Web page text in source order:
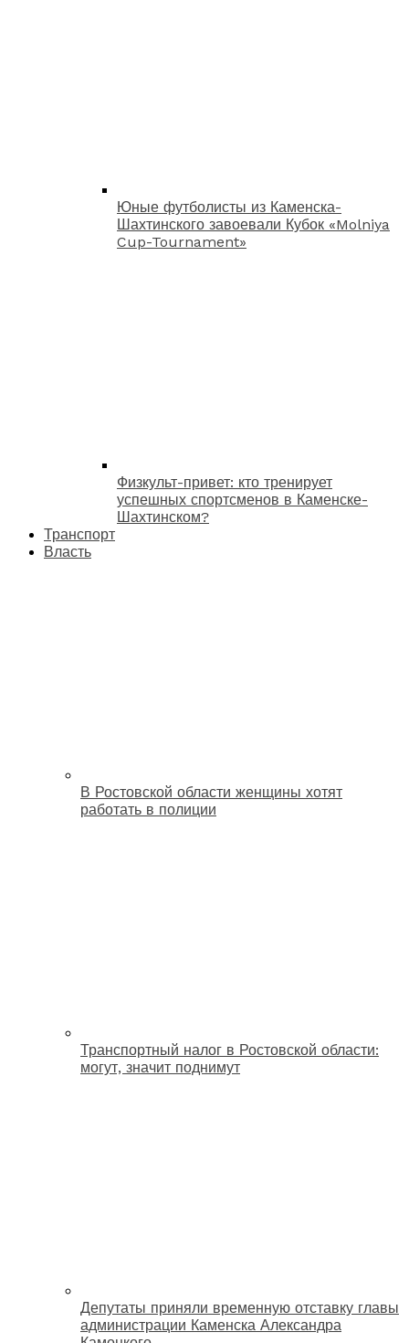
Юные футболисты из Каменска-
Шахтинского завоевали Кубок «Molniya
Cup-Tournament»
Физкульт-привет: кто тренирует
успешных спортсменов в Каменске-
Шахтинском?
Транспорт
Власть
В Ростовской области женщины хотят
работать в полиции
Транспортный налог в Ростовской области:
могут, значит поднимут
Депутаты приняли временную отставку главы
администрации Каменска Александра